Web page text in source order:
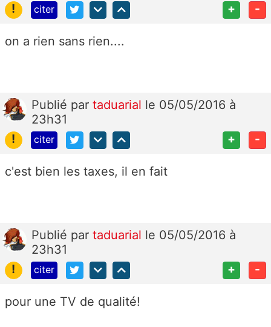
!
citer + -
on a rien sans rien....
Publié par taduarial le 05/05/2016 à
23h31
!
citer + -
c'est bien les taxes, il en fait
Publié par taduarial le 05/05/2016 à
23h31
!
citer + -
pour une TV de qualité!